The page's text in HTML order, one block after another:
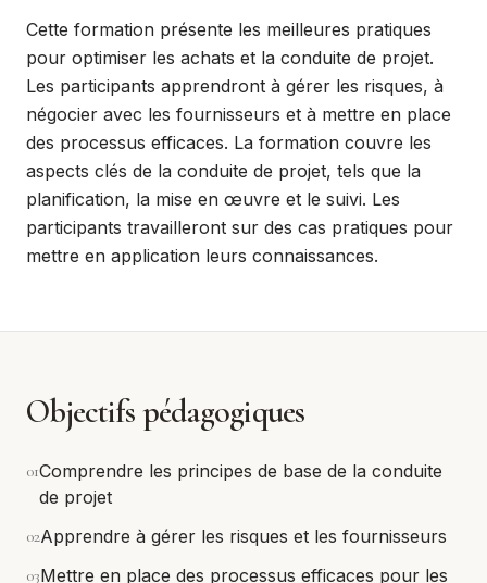
Cette formation présente les meilleures pratiques
pour optimiser les achats et la conduite de projet.
Les participants apprendront à gérer les risques, à
négocier avec les fournisseurs et à mettre en place
des processus efficaces. La formation couvre les
aspects clés de la conduite de projet, tels que la
planification, la mise en œuvre et le suivi. Les
participants travailleront sur des cas pratiques pour
mettre en application leurs connaissances.
Objectifs pédagogiques
01Comprendre les principes de base de la conduite
de projet
02Apprendre à gérer les risques et les fournisseurs
03Mettre en place des processus efficaces pour les